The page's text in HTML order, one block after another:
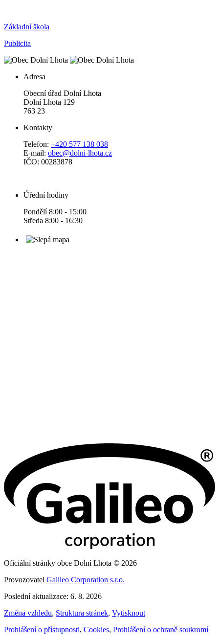
Základní škola
Publicita
Adresa
Obecní úřad Dolní Lhota
Dolní Lhota 129
763 23
Kontakty
Telefon: +420 577 138 038
E-mail: obec@dolni-lhota.cz
IČO: 00283878
Úřední hodiny
Pondělí 8:00 - 15:00
Středa 8:00 - 16:30
Oficiální stránky obce Dolní Lhota © 2026
Provozovatel Galileo Corporation s.r.o.
Poslední aktualizace: 6. 8. 2026
Změna vzhledu, Struktura stránek, Vytisknout
Prohlášení o přístupnosti, Cookies, Prohlášení o ochraně soukromí